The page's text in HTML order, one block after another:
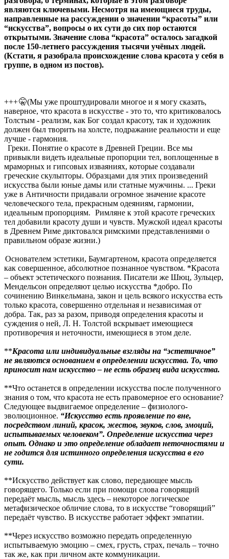
являются ключевыми. Несмотря на имеющиеся труды,
направленные на рассуждении о значении “красоты” или
“искусства”, вопросы о их сути до сих пор остаются
открытыми. Значение слова “красота” осталось загадкой
после 150-летнего рассуждения тысячи учёных людей.
(Кстати, я разобрала происхождение слова красота у себя в
группе, в одном из постов).
+++🤫(Мы уже проштудировали многое и я могу сказать,
наверное, что красота в искусстве - это то, что критиковалось
Толстым - реализм, как Бог создал красоту, так и художник
должен был творить на холсте, подражание реальности и еще
лучше - гармония.
Греки. Понятие о красоте в Древней Греции. Все мы
привыкли видеть идеальные пропорции тел, воплощенные в
мраморных и гипсовых изваяниях, которые создавали
греческие скульпторы. Образцами для этих произведений
искусства были юные дамы или статные мужчины. ... Греки
уже в Античности придавали огромное значение красоте
человеческого тела, прекрасным одеяниям, гармонии,
идеальным пропорциям. Римляне к этой красоте греческих
тел добавили красоту души и чувств. Мужской идеал красоты
в Древнем Риме диктовался римскими представлениями о
правильном образе жизни.)
Основателем эстетики, Баумгартеном, красота определяется
как совершенное, абсолютное познанное чувством. *Красота
– объект эстетического познания. Писатели же Шюц, Зульцер,
Мендельсон определяют целью искусства *добро. По
сочинению Винкельмана, закон и цель всякого искусства есть
только красота, совершенно отдельная и независимая от
добра. Так, раз за разом, приводя определения красоты и
суждения о ней, Л. Н. Толстой вскрывает имеющиеся
противоречия и неточности, имеющиеся в этом деле.
**Красота или индивидуальные взгляды на “эстетичное”
не являются основанием в определении искусства. То, что
приносит нам искусство – не есть образец вида искусства.
**Что останется в определении искусства после полученного
знания о том, что красота не есть правомерное его основание?
Следующее выдвигаемое определение – физиолого-
эволюционное. “Искусство есть проявление по вне,
посредством линий, красок, жестов, звуков, слов, эмоций,
испытываемых человеком”. Определение искусства через
опыт. Однако и это определение обладает неточностями и
не годится для истинного определения искусства в его
сути.
**Искусство действует как слово, передающее мысль
говорящего. Только если при помощи слова говорящий
передаёт мысль, мысль здесь – некоторое логическое
метафизическое обличие слова, то в искусстве “говорящий”
передаёт чувство. В искусстве работает эффект эмпатии.
**Через искусство возможно передать определенную
испытываемую эмоцию – смех, грусть, страх, печаль – точно
так же, как при личном акте коммуникации.